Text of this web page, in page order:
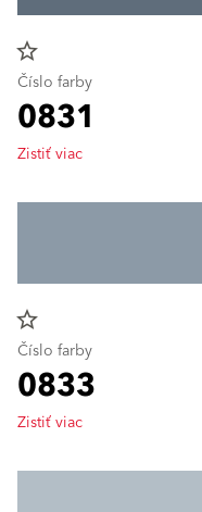
star_border
Číslo farby
0831
Zistiť viac
star_border
Číslo farby
0833
Zistiť viac